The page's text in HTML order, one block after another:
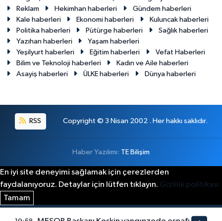
Reklam
Hekimhan haberleri
Gündem haberleri
Kale haberleri
Ekonomi haberleri
Kuluncak haberleri
Politika haberleri
Pütürge haberleri
Sağlık haberleri
Yazıhan haberleri
Yaşam haberleri
Yeşilyurt haberleri
Eğitim haberleri
Vefat Haberleri
Bilim ve Teknoloji haberleri
Kadın ve Aile haberleri
Asayiş haberleri
ÜLKE haberleri Dünya haberleri
RSS Copyright © 3 Nisan 2002 . Her hakkı saklıdır.
Haber Yazılımı: TE Bilişim
En iyi site deneyimi sağlamak için çerezlerden
faydalanıyoruz. Detaylar için lütfen tıklayın. Gizlilik politikası
Tamam